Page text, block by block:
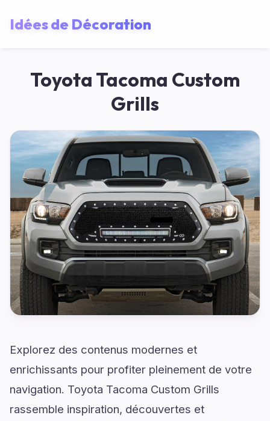
Idées de Décoration
Toyota Tacoma Custom
Grills
Explorez des contenus modernes et
enrichissants pour profiter pleinement de votre
navigation. Toyota Tacoma Custom Grills
rassemble inspiration, découvertes et